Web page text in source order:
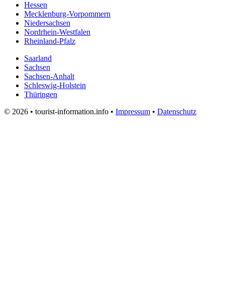
Hessen
Mecklenburg-Vorpommern
Niedersachsen
Nordrhein-Westfalen
Rheinland-Pfalz
Saarland
Sachsen
Sachsen-Anhalt
Schleswig-Holstein
Thüringen
© 2026 • tourist-information.info • Impressum • Datenschutz